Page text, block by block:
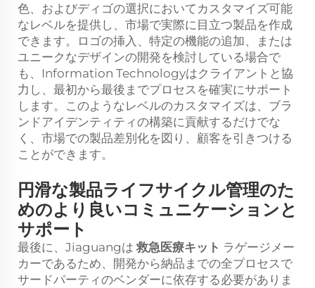
色、およびディゴの選択においてカスタマイズ可能
なレベルを提供し、市場で実際に目立つ製品を作成
できます。ロゴの挿入、特定の機能の追加、または
ユニークなデザインの開発を検討している場合で
も、Information Technologyはクライアントと協
力し、最初から最後までプロセスを確実にサポート
します。このようなレベルのカスタマイズは、ブラ
ンドアイデンティティの構築に貢献するだけでな
く、市場での製品差別化を図り、顧客を引きつける
ことができます。
円滑な製品ライフサイクル管理のた
めのより良いコミュニケーションと
サポート
最後に、Jiaguangは救急医療キット ラゲージメー
カーであるため、開発から納品までの全プロセスで
サードパーティのベンダーに依存する必要がありま